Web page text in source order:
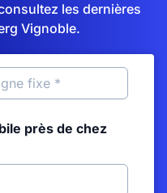
les dernières
Vignoble.
près de chez